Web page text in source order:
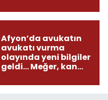
Afyon’da avukatın
avukatı vurma
olayında yeni bilgiler
geldi... Meğer, kan
olmuş...